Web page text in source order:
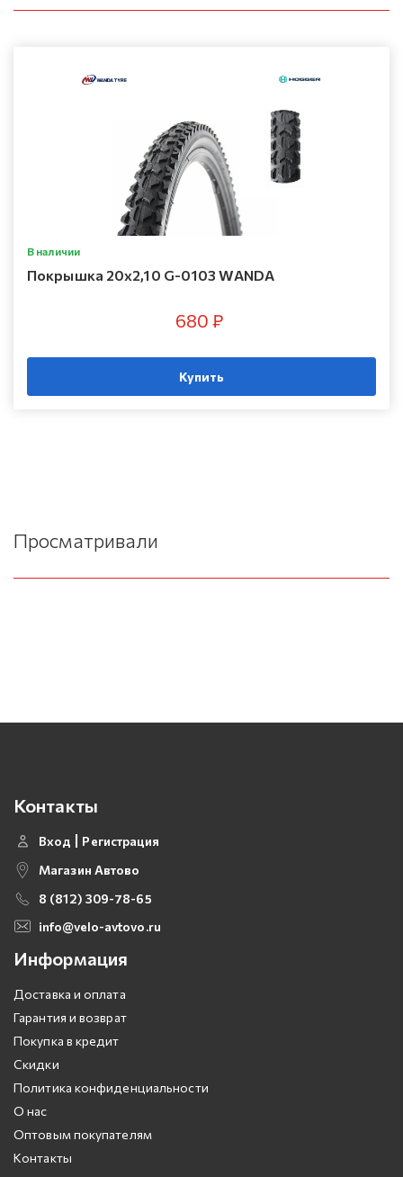
В наличии
Покрышка 20x2,10 G-0103 WANDA
680 ₽
Купить
Просматривали
Контакты
Вход
Регистрация
Магазин Автово
8 (812) 309-78-65
info@velo-avtovo.ru
Информация
Доставка и оплата
Гарантия и возврат
Покупка в кредит
Скидки
Политика конфиденциальности
О нас
Оптовым покупателям
Контакты